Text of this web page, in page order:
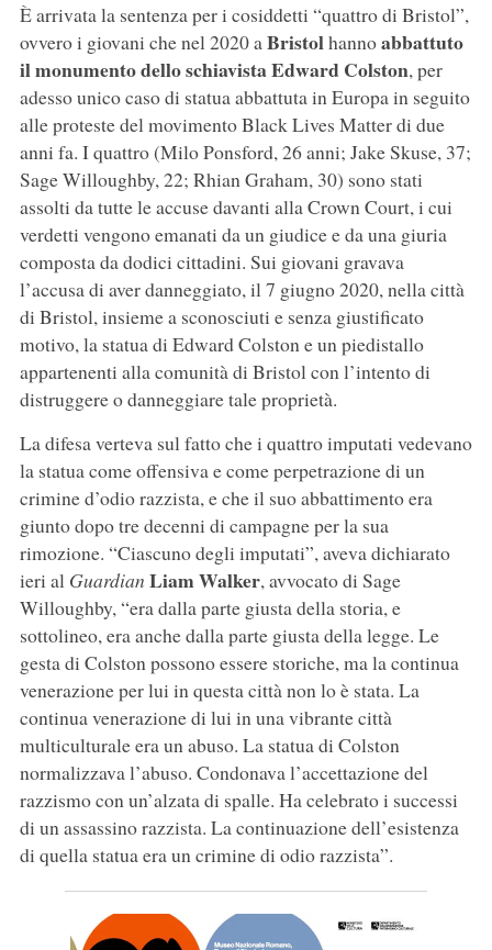
È arrivata la sentenza per i cosiddetti “quattro di Bristol”,
ovvero i giovani che nel 2020 aBristolhannoabbattuto
il monumento dello schiavista Edward Colston, per
adesso unico caso di statua abbattuta in Europa in seguito
alle proteste del movimento Black Lives Matter di due
anni fa. I quattro (Milo Ponsford, 26 anni; Jake Skuse, 37;
Sage Willoughby, 22; Rhian Graham, 30) sono stati
assolti da tutte le accuse davanti alla Crown Court, i cui
verdetti vengono emanati da un giudice e da una giuria
composta da dodici cittadini. Sui giovani gravava
l’accusa di aver danneggiato, il 7 giugno 2020, nella città
di Bristol, insieme a sconosciuti e senza giustificato
motivo, la statua di Edward Colston e un piedistallo
appartenenti alla comunità di Bristol con l’intento di
distruggere o danneggiare tale proprietà.
La difesa verteva sul fatto che i quattro imputati vedevano
la statua come offensiva e come perpetrazione di un
crimine d’odio razzista, e che il suo abbattimento era
giunto dopo tre decenni di campagne per la sua
rimozione. “Ciascuno degli imputati”, aveva dichiarato
ieri al Guardian Liam Walker, avvocato di Sage
Willoughby, “era dalla parte giusta della storia, e
sottolineo, era anche dalla parte giusta della legge. Le
gesta di Colston possono essere storiche, ma la continua
venerazione per lui in questa città non lo è stata. La
continua venerazione di lui in una vibrante città
multiculturale era un abuso. La statua di Colston
normalizzava l’abuso. Condonava l’accettazione del
razzismo con un’alzata di spalle. Ha celebrato i successi
di un assassino razzista. La continuazione dell’esistenza
di quella statua era un crimine di odio razzista”.